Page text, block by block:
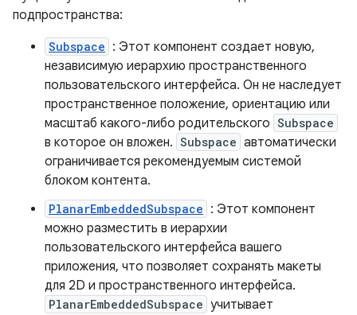
подпространства:
Subspace : Этот компонент создает новую,
независимую иерархию пространственного
пользовательского интерфейса. Он не наследует
пространственное положение, ориентацию или
масштаб какого-либо родительского Subspace
в которое он вложен. Subspace автоматически
ограничивается рекомендуемым системой
блоком контента.
PlanarEmbeddedSubspace : Этот компонент
можно разместить в иерархии
пользовательского интерфейса вашего
приложения, что позволяет сохранять макеты
для 2D и пространственного интерфейса.
PlanarEmbeddedSubspace учитывает